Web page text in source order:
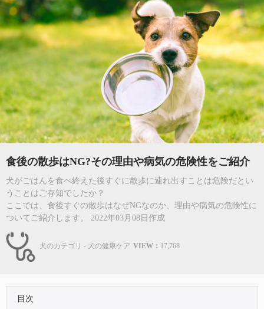
食後の散歩はNG?その理由や病気の危険性をご紹介
犬がごはんを食べ終えた後すぐに散歩に連れ出すことは危険だとい
うことはご存知でしたか？
ここでは、食後すぐの散歩はなぜNGなのか、理由や病気の危険性に
ついてご紹介します。 2022年03月08日作成
犬のカテゴリ - 犬の健康ケア VIEW： 17,768
目次